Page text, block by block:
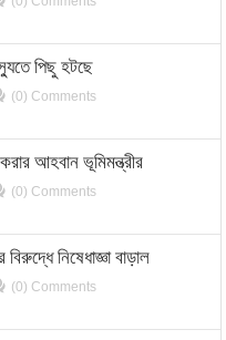
পিছু হটছে
(0) Comments
আহবান ভূমিমন্ত্রীর
(0) Comments
নিষেধাজ্ঞা বাড়াল
(0) Comments